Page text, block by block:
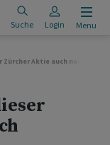
Suche Login Menu
Aktie auch nach